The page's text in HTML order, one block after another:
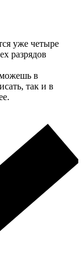
уже четыре
разрядов
в
так и в